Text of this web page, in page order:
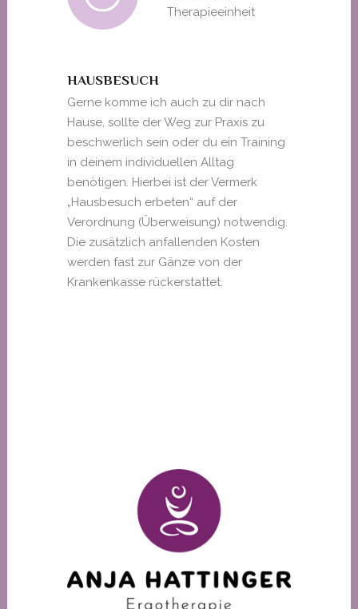
Therapieeinheit
HAUSBESUCH
Gerne komme ich auch zu dir nach
Hause, sollte der Weg zur Praxis zu
beschwerlich sein oder du ein Training
in deinem individuellen Alltag
benötigen. Hierbei ist der Vermerk
„Hausbesuch erbeten“ auf der
Verordnung (Überweisung) notwendig.
Die zusätzlich anfallenden Kosten
werden fast zur Gänze von der
Krankenkasse rückerstattet.